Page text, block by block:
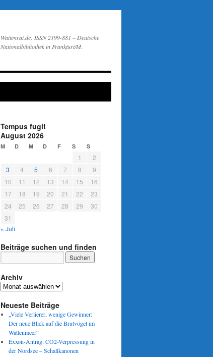
Wattenrat.de: ISSN 2199-881 – Deutsche
Nationalbibliothek in Frankfurt/M.
Tempus fugit
August 2026
M D M D F S S
1
2
3
4 5 6 7 8
9
10
11 12 13 14 15
16
17
18 19 20 21 22
23
24
25 26 27 28 29
30
31
« Juli
Beiträge suchen und finden
Archiv
Archiv
Neueste Beiträge
„Viele Verlierer, wenige Gewinner:
Der neue Blick auf die Brutvögel im
Wattenmeer“
Exxon-Antrag: CO2-Verpressung in
der Nordsee – Schallkanonen